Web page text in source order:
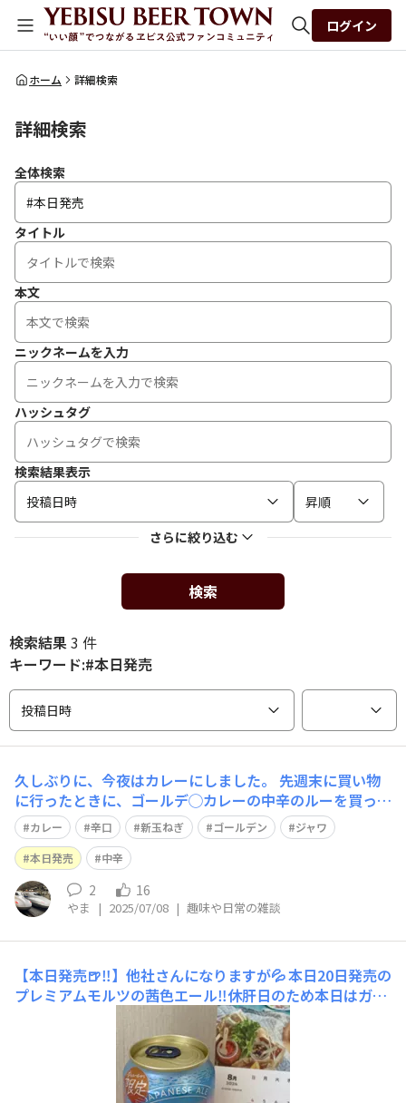
全体検索
ログイン
ホーム 詳細検索
詳細検索
全体検索
タイトル
本文
ニックネームを入力
ハッシュタグ
検索結果表示
投稿日時
昇順
さらに絞り込む
検索
検索結果3 件
キーワード:#本日発売
投稿日時
久しぶりに、今夜はカレーにしました。 先週末に買い物
に行ったときに、ゴールデ◯カレーの中辛のルーを買って
おいたんですよね。もともと辛いものは好きで、ジャ◯カ
レーの辛口とか使ってたんですけど、今回は控えめに 笑
他の材料は、ほぼウチにあったんですが、唯一なかったの
が牛肉。なので豚コマを使いました。失敗
カレー 辛口 新玉ねぎ ゴールデン
ジャワ
本日発売
中辛
2 16
やま | 2025/07/08 | 趣味や日常の雑談
【本日発売🍺‼️】他社さんになりますが💦本日20日発売の
プレミアムモルツの茜色エール‼️休肝日のため本日はガマ
ン😅ですが楽しみ✨まだまだ暑くて秋の訪れ🍁には程遠い
けど、まずは🍺で一足早く秋の気配を感じたいと思います